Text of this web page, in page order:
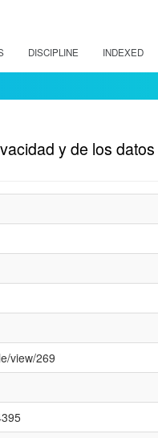
DISCIPLINE INDEXED
y de los
view/269